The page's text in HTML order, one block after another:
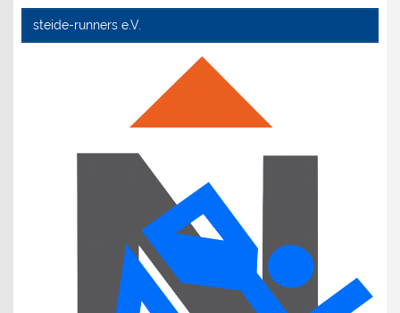
steide-runners e.V.